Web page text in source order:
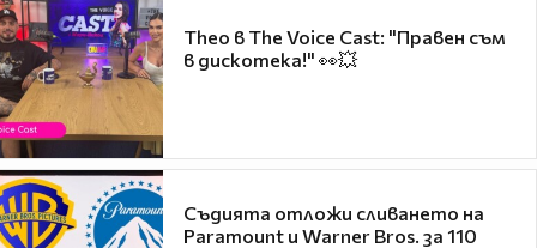
Theo в The Voice Cast: "Правен съм
в дискотека!" 👀💥
Съдията отложи сливането на
Paramount и Warner Bros. за 110